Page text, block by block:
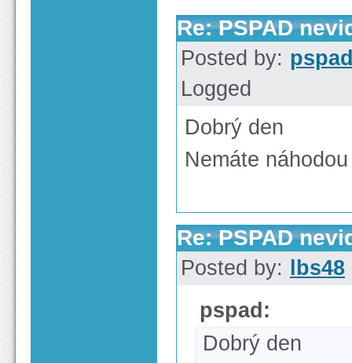
Re: PSPAD
Posted by:
Logged
Dobrý den
Nemáte
Re: PSPAD
Posted by: lbs48
pspad:
Dobrý den